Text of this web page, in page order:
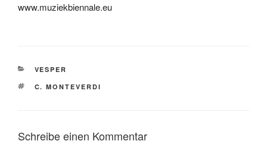
www.muziekbiennale.eu
KATEGORIEN
VESPER
SCHLAGWÖRTER
C. MONTEVERDI
Schreibe einen Kommentar